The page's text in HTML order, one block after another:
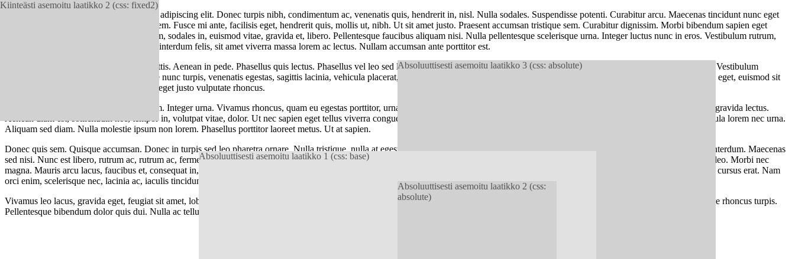
Absoluuttisesti asemoitu laatikko 1 (css: base)
Absoluuttisesti asemoitu laatikko 2 (css:
absolute)
Absoluuttisesti asemoitu laatikko 3 (css: absolute)
Kiinteästi asemoitu laatikko 2 (css: fixed2)
Lorem ipsum dolor sit amet, consectetuer adipiscing elit. Donec turpis nibh, condimentum ac, venenatis quis, hendrerit in, nisl. Nulla sodales. Suspendisse potenti. Curabitur arcu. Maecenas tincidunt nunc eget
felis ullamcorper lacinia. Curabitur quis sem. Fusce mi ante, facilisis eget, hendrerit quis, mollis ut, nibh. Ut sit amet justo. Praesent accumsan tristique sem. Curabitur dignissim. Morbi bibendum sapien eget
sapien. Quisque sapien. Morbi justo ipsum, sodales in, euismod vitae, gravida et, libero. Pellentesque faucibus aliquam nisi. Nulla pellentesque scelerisque urna. Integer luctus nunc in eros. Vestibulum rutrum,
dolor mattis ultrices malesuada, odio orci interdum felis, sit amet viverra massa lorem ac lectus. Nullam accumsan ante porttitor est.
Nunc sit amet lacus vel purus suscipit mattis. Aenean in pede. Phasellus quis lectus. Phasellus vel leo sed leo sodales cursus. Vivamus lobortis commodo ipsum. Nulla facilisi. Nullam eget leo. Vestibulum
hendrerit pellentesque turpis. Suspendisse nunc turpis, venenatis egestas, sagittis lacinia, vehicula placerat, augue. Donec sed ipsum semper eros egestas malesuada. Cras enim risus, malesuada eget, euismod sit
amet, dapibus eget, lorem. Nullam eu est eget justo vulputate rhoncus.
Donec ut ipsum vel lacus blandit interdum. Integer urna. Vivamus rhoncus, quam eu egestas porttitor, urna ipsum aliquet eros, ullamcorper blandit magna urna a sem. Cras nisi. Nunc euismod gravida lectus.
Aenean diam est, sollicitudin nec, tempor in, volutpat vitae, dolor. Ut nec sapien eget tellus viverra congue. Quisque tincidunt, est ac laoreet adipiscing, velit pede placerat mi, vitae eleifend ligula lorem nec urna.
Aliquam sed diam. Nulla molestie ipsum non lorem. Phasellus porttitor laoreet metus. Ut at sapien.
Donec quis sem. Quisque accumsan. Donec in turpis sed leo pharetra ornare. Nulla tristique, nulla at egestas condimentum, odio orci porta augue, vitae facilisis ante nulla vitae neque. Morbi interdum. Maecenas
sed nisi. Nunc est libero, rutrum ac, rutrum ac, fermentum eu, turpis. Vestibulum egestas dolor. Nunc a ligula. Nullam odio diam, ornare nec, pulvinar quis, placerat sed, sem. Nunc velit. Nam leo. Morbi nec
magna. Mauris arcu lacus, faucibus et, consequat in, mollis commodo, erat. In hac habitasse platea dictumst. Nunc ut lectus sit amet mauris fermentum volutpat. Proin ut massa. Donec dapibus cursus erat. Nam
orci enim, scelerisque nec, lacinia ac, iaculis tincidunt, nibh.
Vivamus leo lacus, gravida eget, feugiat sit amet, lobortis sit amet, tortor. Aliquam rutrum dui a odio. Integer pulvinar leo eu nunc. Suspendisse potenti. In lobortis luctus massa. Praesent congue rhoncus turpis.
Pellentesque bibendum dolor quis dui. Nulla ac tellus. Nullam sed elit. Praesent ac magna. Praesent augue. Duis mollis dui a ipsum. Proin nec est sed orci pellentesque laoreet.